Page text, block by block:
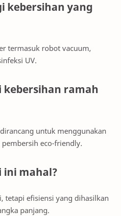
kebersihan yang
termasuk robot vacuum,
UV.
ramah
untuk menggunakan
eco-friendly.
ini mahal?
tetapi efisiensi yang dihasilkan
panjang.